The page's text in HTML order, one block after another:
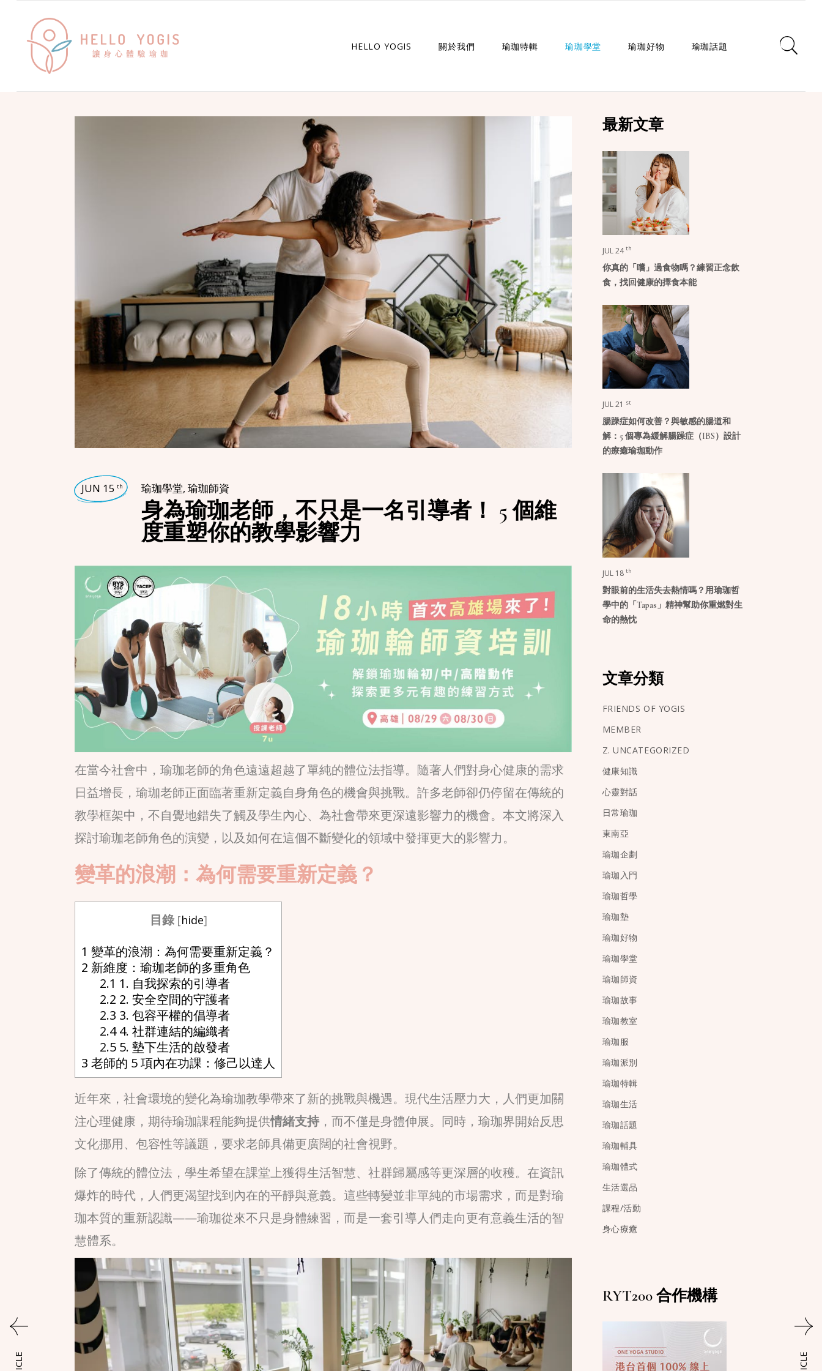
HELLO YOGIS 關於我們 瑜珈特輯
瑜珈企劃
瑜珈學堂
瑜珈體式
瑜珈好物
瑜珈墊
瑜珈服
瑜珈輔具
生活選品
課程/活動
瑜珈話題
JUN 15 th 瑜珈學堂, 瑜珈師資
身為瑜珈老師，不只是一名引導者！ 5 個維
度重塑你的教學影響力
在當今社會中，瑜珈老師的角色遠遠超越了單純的體位法指導。隨著人們對身心健康的需求
日益增長，瑜珈老師正面臨著重新定義自身角色的機會與挑戰。許多老師卻仍停留在傳統的
教學框架中，不自覺地錯失了觸及學生內心、為社會帶來更深遠影響力的機會。本文將深入
探討瑜珈老師角色的演變，以及如何在這個不斷變化的領域中發揮更大的影響力。
變革的浪潮：為何需要重新定義？
目錄 [hide]
1 變革的浪潮：為何需要重新定義？
2 新維度：瑜珈老師的多重角色
2.1 1. 自我探索的引導者
2.2 2. 安全空間的守護者
2.3 3. 包容平權的倡導者
2.44. 社群連結的編織者
2.5 5. 墊下生活的啟發者
3 老師的 5 項內在功課：修己以達人
近年來，社會環境的變化為瑜珈教學帶來了新的挑戰與機遇。現代生活壓力大，人們更加關
注心理健康，期待瑜珈課程能夠提供情緒支持 ，而不僅是身體伸展。同時，瑜珈界開始反思
文化挪用、包容性等議題，要求老師具備更廣闊的社會視野。
除了傳統的體位法，學生希望在課堂上獲得生活智慧、社群歸屬感等更深層的收穫。在資訊
爆炸的時代，人們更渴望找到內在的平靜與意義。這些轉變並非單純的市場需求，而是對瑜
珈本質的重新認識——瑜珈從來不只是身體練習，而是一套引導人們走向更有意義生活的智
慧體系。
最新文章
JUL 24 th
你真的「嚐」過食物嗎？練習正念飲
食，找回健康的擇食本能
JUL 21 st
腸躁症如何改善？與敏感的腸道和
解：5 個專為緩解腸躁症（IBS）設計
的療癒瑜珈動作
JUL 18 th
對眼前的生活失去熱情嗎？用瑜珈哲
學中的「Tapas」精神幫助你重燃對生
命的熱忱
文章分類
FRIENDS OF YOGIS
MEMBER
Z. UNCATEGORIZED
健康知識
心靈對話
日常瑜珈
東南亞
瑜珈企劃
瑜珈入門
瑜珈哲學
瑜珈墊
瑜珈好物
瑜珈學堂
瑜珈師資
瑜珈故事
瑜珈教室
瑜珈服
瑜珈派別
瑜珈特輯
瑜珈生活
瑜珈話題
瑜珈輔具
瑜珈體式
生活選品
課程/活動
身心療癒
RYT200 合作機構